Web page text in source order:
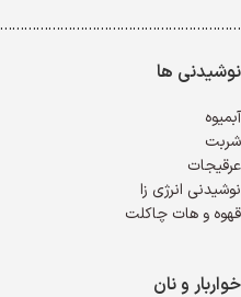
نوشیدنی ها
آبمیوه
شربت
عرقیجات
نوشیدنی انرژی زا
قهوه و هات چاکلت
خواربار و نان